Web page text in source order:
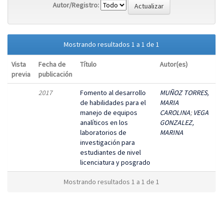
Autor/Registro:
Mostrando resultados 1 a 1 de 1
Vista
previa
Fecha de
publicación
Título Autor(es)
2017
Fomento al desarrollo
de habilidades para el
manejo de equipos
analíticos en los
laboratorios de
investigación para
estudiantes de nivel
licenciatura y posgrado
MUÑOZ TORRES,
MARIA
CAROLINA; VEGA
GONZALEZ,
MARINA
Mostrando resultados 1 a 1 de 1